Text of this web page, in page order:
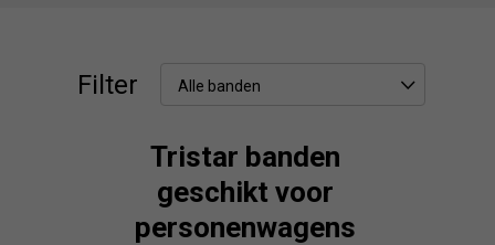
Filter Alle banden
Tristar banden
geschikt voor
personenwagens